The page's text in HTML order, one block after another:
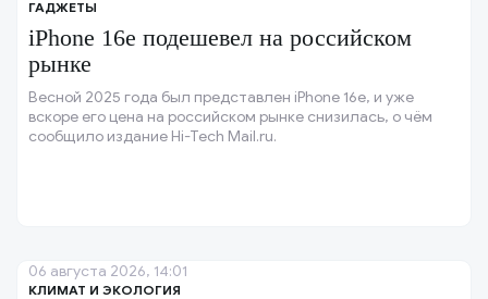
ГАДЖЕТЫ
iPhone 16e подешевел на российском
рынке
Весной 2025 года был представлен iPhone 16e, и уже
вскоре его цена на российском рынке снизилась, о чём
сообщило издание Hi-Tech Mail.ru.
КЛИМАТ И ЭКОЛОГИЯ
06 августа 2026, 14:01